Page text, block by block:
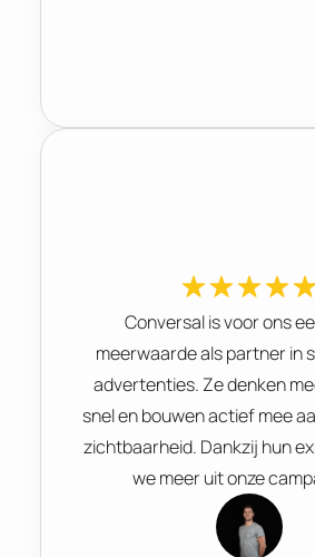
Conversal is voor ons
meerwaarde als partner in
advertenties. Ze denken
snel en bouwen actief mee
zichtbaarheid. Dankzij hun
we meer uit onze